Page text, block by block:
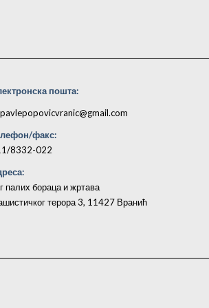
пошта:
факс:
8332-022
палих бораца и жртава
терора 3, 11427 Вранић